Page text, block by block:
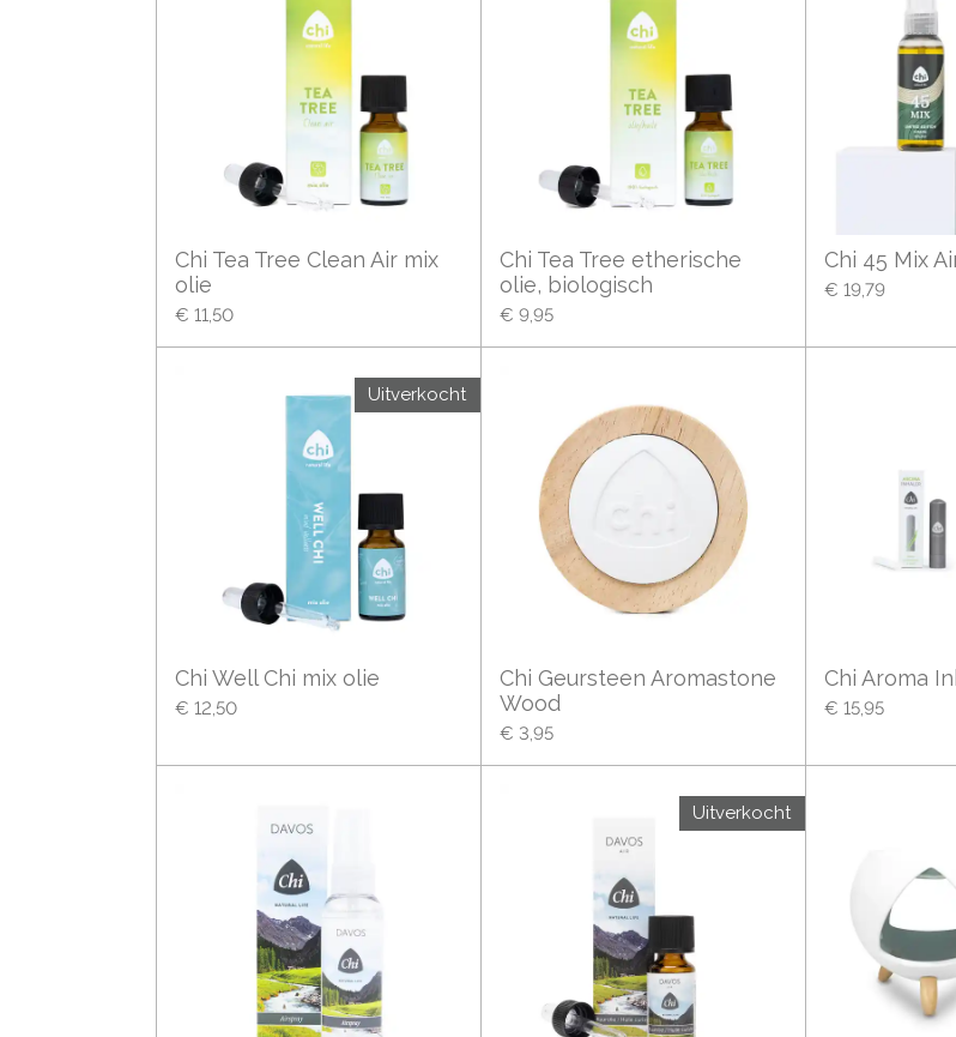
Chi Tea Tree Clean Air mix
olie
€ 11,50
Chi Tea Tree etherische
olie, biologisch
€ 9,95
Chi 45 Mix
€ 19,79
Uitverkocht
Chi Well Chi mix olie
€ 12,50
Chi Geursteen Aromastone
Wood
€ 3,95
Chi Aroma
€ 15,95
Uitverkocht